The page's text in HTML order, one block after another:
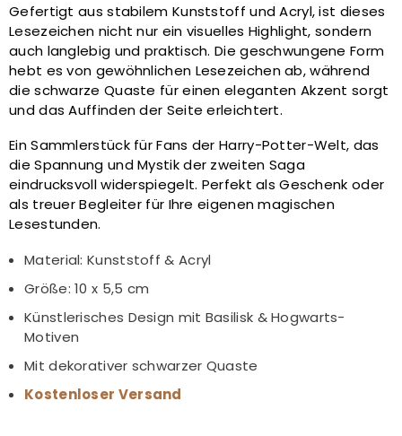
Gefertigt aus stabilem Kunststoff und Acryl, ist dieses
Lesezeichen nicht nur ein visuelles Highlight, sondern
auch langlebig und praktisch. Die geschwungene Form
hebt es von gewöhnlichen Lesezeichen ab, während
die schwarze Quaste für einen eleganten Akzent sorgt
und das Auffinden der Seite erleichtert.
Ein Sammlerstück für Fans der Harry-Potter-Welt, das
die Spannung und Mystik der zweiten Saga
eindrucksvoll widerspiegelt. Perfekt als Geschenk oder
als treuer Begleiter für Ihre eigenen magischen
Lesestunden.
Material: Kunststoff & Acryl
Größe: 10 x 5,5 cm
Künstlerisches Design mit Basilisk & Hogwarts-
Motiven
Mit dekorativer schwarzer Quaste
Kostenloser Versand